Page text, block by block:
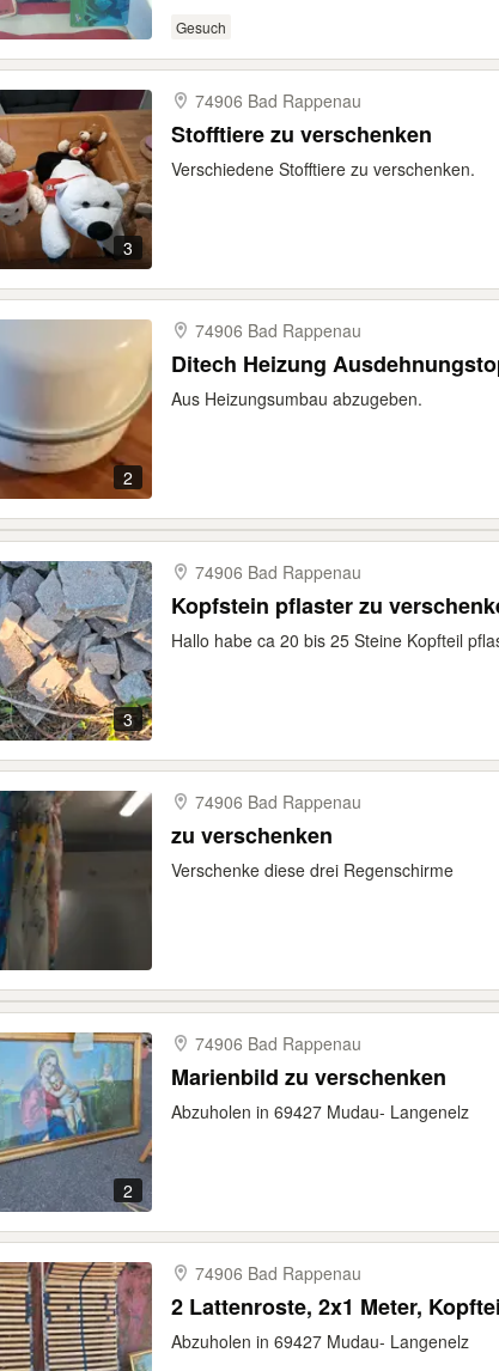
Gesuch
3
74906 Bad Rappenau
Stofftiere zu verschenken
Verschiedene Stofftiere zu verschenken.
2
74906 Bad Rappenau
Ditech Heizung
Aus Heizungsumbau abzugeben.
3
74906 Bad Rappenau
Kopfstein pflaster zu
Hallo habe ca 20 bis 25 Steine Kopfteil
74906 Bad Rappenau
zu verschenken
Verschenke diese drei Regenschirme
2
74906 Bad Rappenau
Marienbild zu verschenken
Abzuholen in 69427 Mudau- Langenelz
74906 Bad Rappenau
2 Lattenroste, 2x1 Meter,
Abzuholen in 69427 Mudau- Langenelz